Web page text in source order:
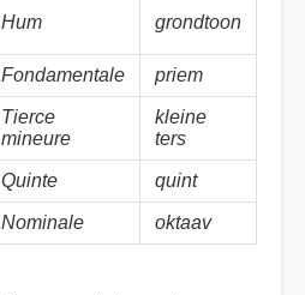
Hum grondtoon
Fondamentale priem
Tierce
mineure
kleine
ters
Quinte quint
Nominale oktaav